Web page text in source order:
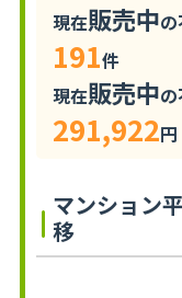
現在販売中
191件
現在販売中
291,922円
マンション
移